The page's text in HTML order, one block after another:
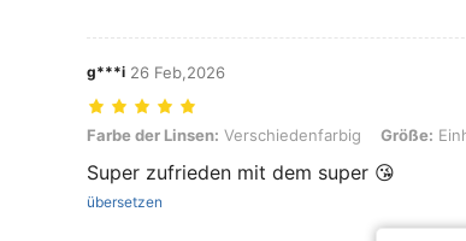
g***i 26 Feb,2026
Farbe der Linsen: Verschiedenfarbig, Größe:
Farbe der Linsen: Verschiedenfarbig Größe:
Super zufrieden mit dem super 😘
übersetzen